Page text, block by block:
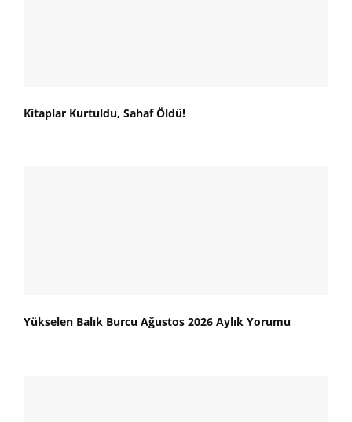
Kitaplar Kurtuldu, Sahaf Öldü!
Yükselen Balık Burcu Ağustos 2026 Aylık Yorumu